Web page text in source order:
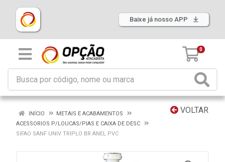
Baixe já nosso APP
0
VOLTAR
INÍCIO
METAIS E ACABAMENTOS
ACESSORIOS P/LOUCAS/PIAS E CAIXA DE DESC
SIFAO SANF UNIV TRIPLO BR ANEL PVC